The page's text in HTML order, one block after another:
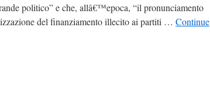
politico” e che, allâ€™epoca, “il pronunciamento
del finanziamento illecito ai partiti … Continue